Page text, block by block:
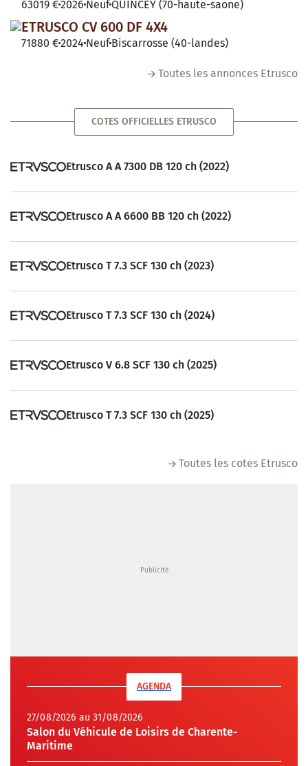
63019 €2026 Neuf QUINCEY (70-haute-saone)
ETRUSCO CV 600 DF 4X4
71880 €2024 Neuf Biscarrosse (40-landes)
Toutes les annonces Etrusco
COTES OFFICIELLES ETRUSCO
Etrusco A A 7300 DB 120 ch (2022)
Etrusco A A 6600 BB 120 ch (2022)
Etrusco T 7.3 SCF 130 ch (2023)
Etrusco T 7.3 SCF 130 ch (2024)
Etrusco V 6.8 SCF 130 ch (2025)
Etrusco T 7.3 SCF 130 ch (2025)
Toutes les cotes Etrusco
AGENDA
27/08/2026 au 31/08/2026
Salon du Véhicule de Loisirs de Charente-
Maritime